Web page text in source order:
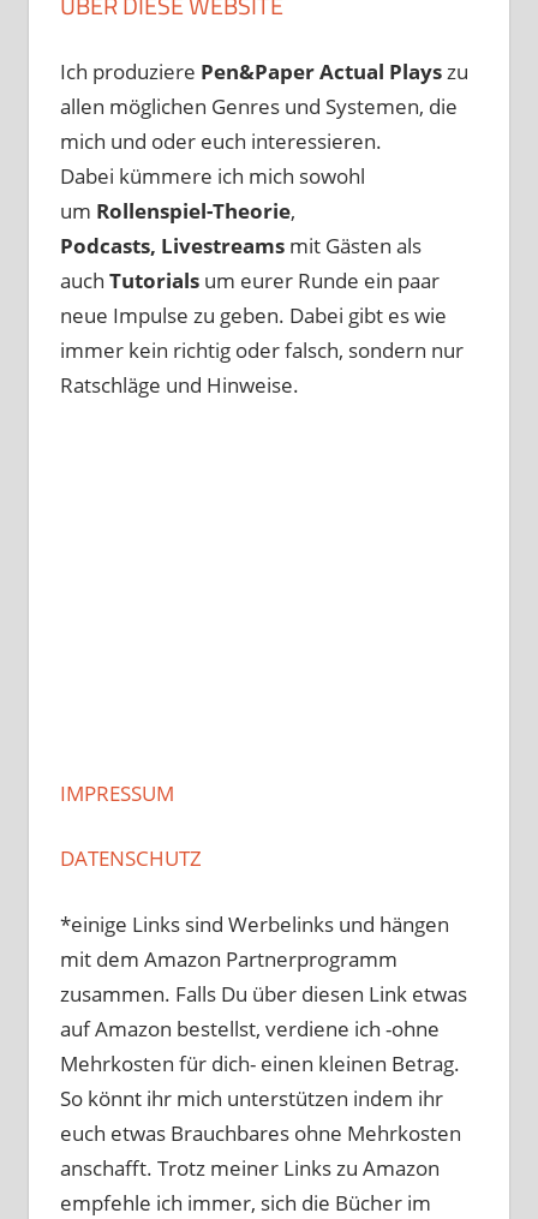
Ich produziere Pen&PaperActual Playszu
allen möglichen Genres und Systemen, die
mich und oder euch interessieren.
Dabei kümmere ich mich sowohl
um Rollenspiel-Theorie,
Podcasts, Livestreams mit Gästen als
auch Tutorials um eurer Runde ein paar
neue Impulse zu geben. Dabei gibt es wie
immer kein richtig oder falsch, sondern nur
Ratschläge und Hinweise.
IMPRESSUM
DATENSCHUTZ
*einige Links sind Werbelinks und hängen
mit dem Amazon Partnerprogramm
zusammen. Falls Du über diesen Link etwas
auf Amazon bestellst, verdiene ich -ohne
Mehrkosten für dich- einen kleinen Betrag.
So könnt ihr mich unterstützen indem ihr
euch etwas Brauchbares ohne Mehrkosten
anschafft. Trotz meiner Links zu Amazon
empfehle ich immer, sich die Bücher im